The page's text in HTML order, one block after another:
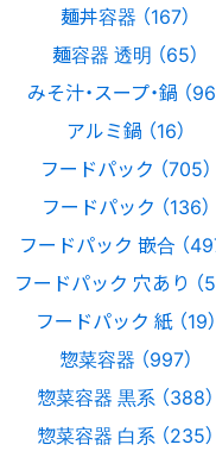
麺丼容器 （167）
麺容器 透明 （65）
みそ汁・スープ・鍋 （96
アルミ鍋 （16）
フードパック （705）
フードパック （136）
フードパック 嵌合 （
フードパック 穴あり （
フードパック 紙 （19）
惣菜容器 （997）
惣菜容器 黒系 （388）
惣菜容器 白系 （235）